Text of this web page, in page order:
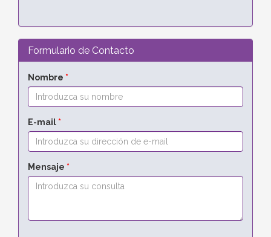
Formulario de Contacto
Nombre *
E-mail *
Mensaje *